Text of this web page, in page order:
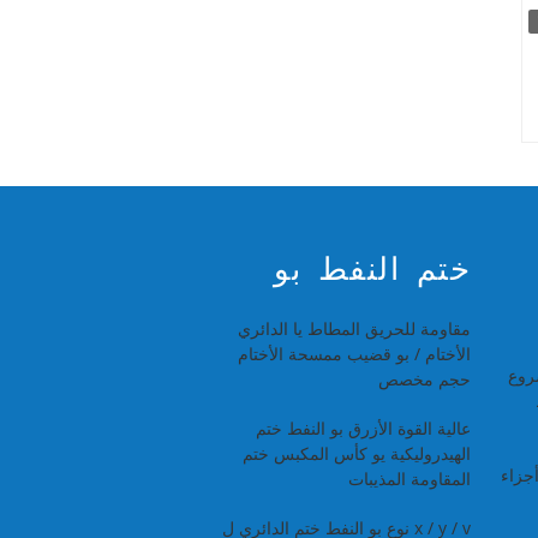
ختم النفط بو
مقاومة للحريق المطاط يا الدائري
الأختام / بو قضيب ممسحة الأختام
حجم مخصص
عالية القوة الأزرق بو النفط ختم
الهيدروليكية يو كأس المكبس ختم
المقاومة المذيبات
x / y / v نوع بو النفط ختم الدائري ل